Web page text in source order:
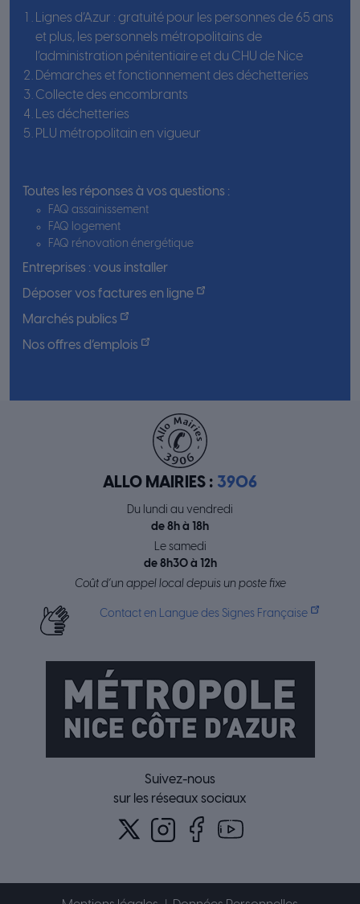
Lignes d’Azur : gratuité pour les personnes de 65 ans
et plus, les personnels métropolitains de
l’administration pénitentiaire et du CHU de Nice
Démarches et fonctionnement des déchetteries
Collecte des encombrants
Les déchetteries
PLU métropolitain en vigueur
Toutes les réponses à vos questions :
FAQ assainissement
FAQ logement
FAQ rénovation énergétique
Entreprises : vous installer
Déposer vos factures en ligne
Marchés publics
Nos offres d’emplois
ALLO MAIRIES : 3906
Du lundi au vendredi
de 8h à 18h
Le samedi
de 8h30 à 12h
Coût d’un appel local depuis un poste fixe
Contact en Langue des Signes Française
Suivez-nous
sur les réseaux sociaux